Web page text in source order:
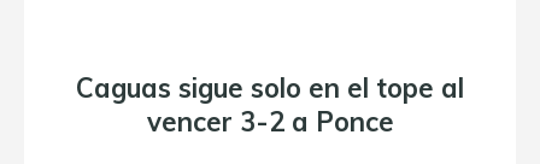
Caguas sigue solo en el tope al
vencer 3-2 a Ponce